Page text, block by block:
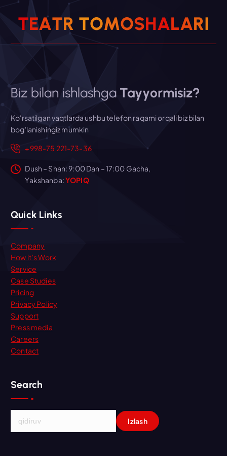
TEATR TOMOSHALARI
Biz bilan ishlashgaTayyormisiz?
Ko'rsatilgan vaqtlarda ushbu telefon raqami orqali biz bilan
bog'lanishingiz mumkin
+998-75 221-73-36
Dush – Shan: 9:00 Dan – 17:00 Gacha,
Yakshanba:YOPIQ
Quick Links
Company
How it’s Work
Service
Case Studies
Pricing
Privacy Policy
Support
Press media
Careers
Contact
Search